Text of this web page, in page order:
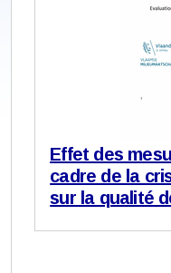
Effet des
cadre de la
sur la qualité